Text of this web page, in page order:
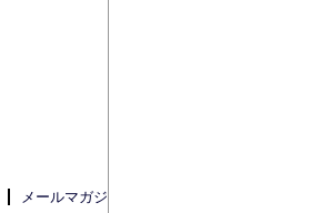
メールマガジ